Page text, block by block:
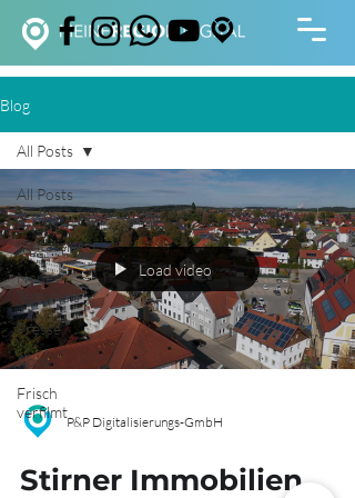
Blog
All Posts
Frisch
digitalisiert
Neue
Terminals
Presse
Apps
Frisch
verfilmt
All Posts
Load video
P&P Digitalisierungs-GmbH
Stirner Immobilien